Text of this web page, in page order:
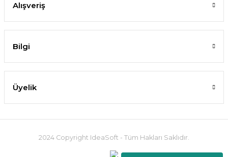
Alışveriş
Bilgi
Üyelik
2024 Copyright IdeaSoft - Tüm Hakları Saklıdır.